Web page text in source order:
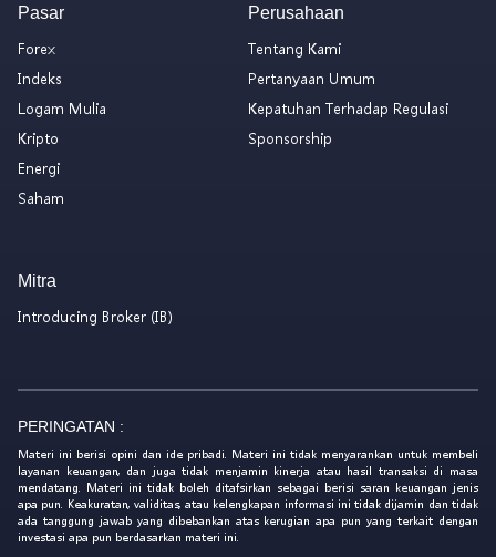
Pasar
Forex
Indeks
Logam Mulia
Kripto
Energi
Saham
Perusahaan
Tentang Kami
Pertanyaan Umum
Kepatuhan Terhadap Regulasi
Sponsorship
Mitra
Introducing Broker (IB)
PERINGATAN :
Materi ini berisi opini dan ide pribadi. Materi ini tidak menyarankan untuk membeli
layanan keuangan, dan juga tidak menjamin kinerja atau hasil transaksi di masa
mendatang. Materi ini tidak boleh ditafsirkan sebagai berisi saran keuangan jenis
apa pun. Keakuratan, validitas, atau kelengkapan informasi ini tidak dijamin dan tidak
ada tanggung jawab yang dibebankan atas kerugian apa pun yang terkait dengan
investasi apa pun berdasarkan materi ini.